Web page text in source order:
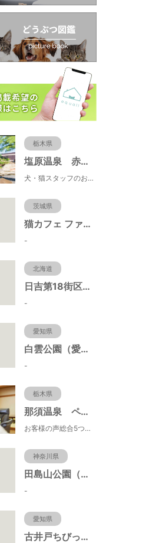
栃木県
塩原温泉 赤沢温泉旅館
犬・猫スタッフのおもてニャしが魅力のひとつ♪大自然に囲まれた隠れ家的宿で癒やしの休日を。
茨城県
猫カフェ ファミリーズ
-
北海道
日吉第18街区公園（北海道函館市）
-
愛知県
白雲公園（愛知県名古屋市）
-
栃木県
那須温泉 ペット＆スパホテル 那須ワン
お客様の声総合5つ星■1日限定４組貸切風呂■室内ドッグランあり♪
神奈川県
田島山公園（神奈川県藤沢市）
-
愛知県
古井戸ちびっ子広場（愛知県大府市）